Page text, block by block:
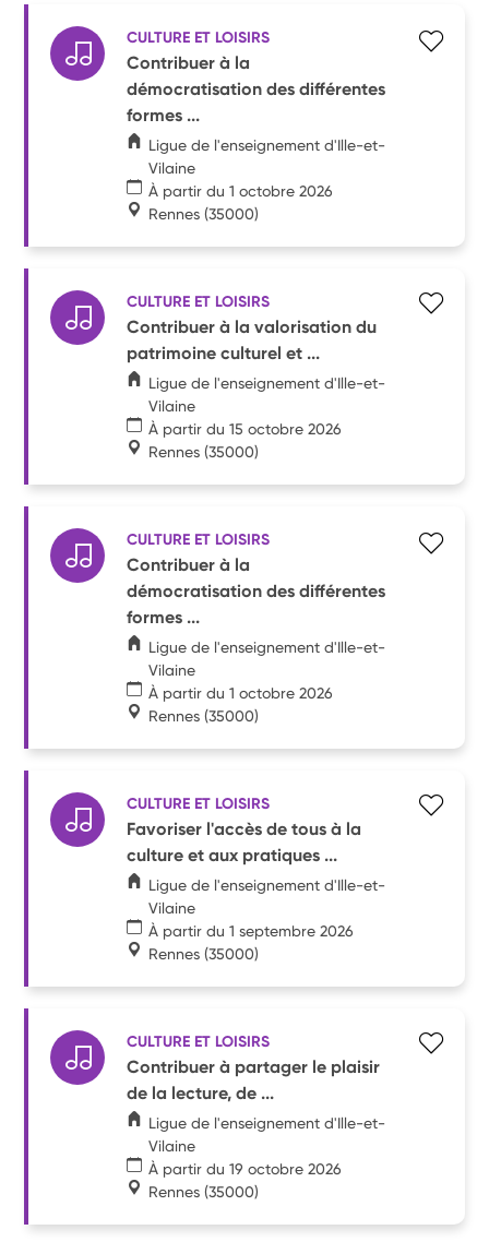
CULTURE ET LOISIRS
Contribuer à la
démocratisation des différentes
formes ...
Ligue de l'enseignement d'Ille-et-
Vilaine
À partir du 1 octobre 2026
Rennes (35000)
CULTURE ET LOISIRS
Contribuer à la valorisation du
patrimoine culturel et ...
Ligue de l'enseignement d'Ille-et-
Vilaine
À partir du 15 octobre 2026
Rennes (35000)
CULTURE ET LOISIRS
Contribuer à la
démocratisation des différentes
formes ...
Ligue de l'enseignement d'Ille-et-
Vilaine
À partir du 1 octobre 2026
Rennes (35000)
CULTURE ET LOISIRS
Favoriser l'accès de tous à la
culture et aux pratiques ...
Ligue de l'enseignement d'Ille-et-
Vilaine
À partir du 1 septembre 2026
Rennes (35000)
CULTURE ET LOISIRS
Contribuer à partager le plaisir
de la lecture, de ...
Ligue de l'enseignement d'Ille-et-
Vilaine
À partir du 19 octobre 2026
Rennes (35000)